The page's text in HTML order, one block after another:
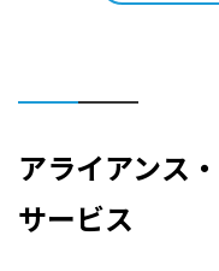
アライアンス
サービス